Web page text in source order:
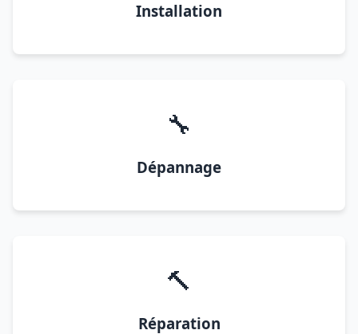
Installation
🔧
Dépannage
🔨
Réparation